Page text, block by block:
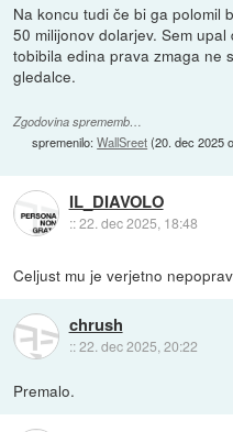
Na koncu tudi če bi ga polomil
50 milijonov dolarjev. Sem
tobibila edina prava zmaga ne
gledalce.
Zgodovina sprememb…
spremenilo:WallSreet(20. dec 2025
IL_DIAVOLO
::22. dec 2025, 18:48
Celjust mu je verjetno
chrush
::22. dec 2025, 20:22
Premalo.